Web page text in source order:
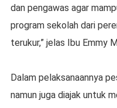
dan pengawas agar
program sekolah dari
terukur,” jelas Ibu Emmy
Dalam pelaksanaannya
namun juga diajak untuk